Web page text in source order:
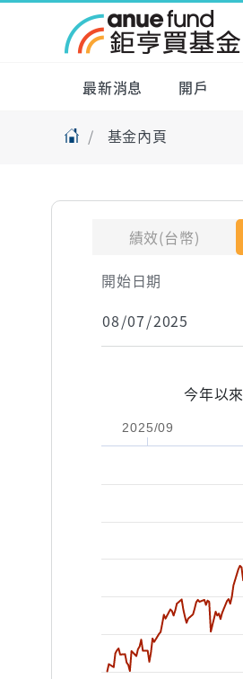
最新消息 開戶
基金內頁
績效(台幣)
開始日期
今年以來
2025/09